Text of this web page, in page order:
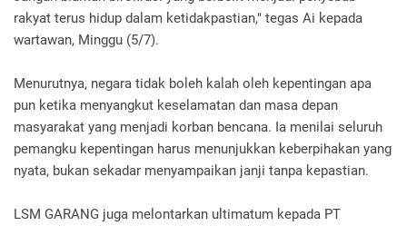
rakyat terus hidup dalam ketidakpastian," tegas Ai kepada
wartawan, Minggu (5/7).
Menurutnya, negara tidak boleh kalah oleh kepentingan apa
pun ketika menyangkut keselamatan dan masa depan
masyarakat yang menjadi korban bencana. Ia menilai seluruh
pemangku kepentingan harus menunjukkan keberpihakan yang
nyata, bukan sekadar menyampaikan janji tanpa kepastian.
LSM GARANG juga melontarkan ultimatum kepada PT